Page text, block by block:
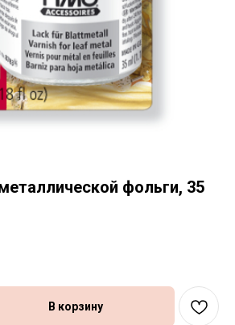
фольги, 35
В корзину